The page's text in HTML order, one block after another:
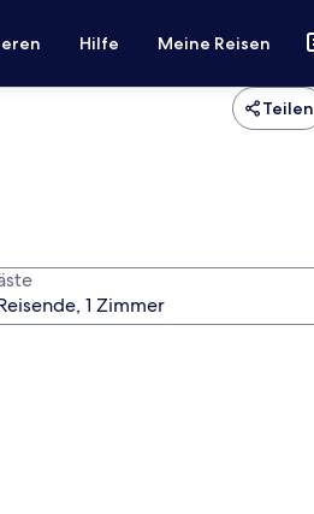
Hilfe Meine Reisen
Teilen